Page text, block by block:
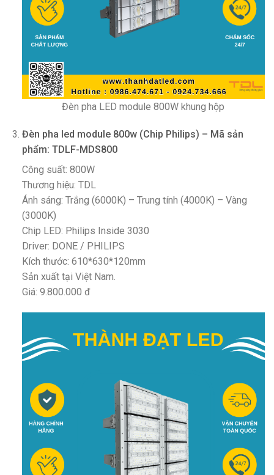
Đèn pha LED module 800W khung hộp
Đèn pha led module 800w (Chip Philips) – Mã sản
phẩm: TDLF-MDS800
Công suất: 800W
Thương hiệu: TDL
Ánh sáng: Trắng (6000K) – Trung tính (4000K) – Vàng
(3000K)
Chip LED: Philips Inside 3030
Driver: DONE / PHILIPS
Kích thước: 610*630*120mm
Sản xuất tại Việt Nam.
Giá: 9.800.000 đ